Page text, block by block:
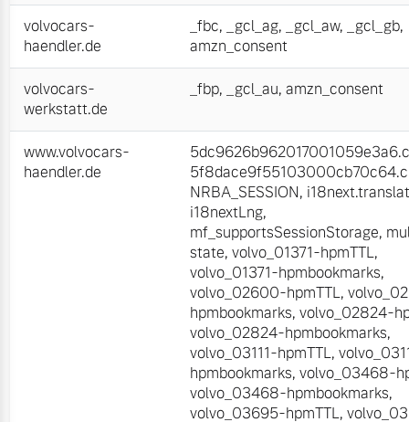
volvocars-
haendler.de
_fbc, _gcl_ag, _gcl_aw, _gcl_gb,
amzn_consent
volvocars-
werkstatt.de
_fbp, _gcl_au,amzn_consent
www.volvocars-
haendler.de
NRBA_SESSION,
i18nextLng,
mf_supportsSessionStorage,
state,volvo_01371-hpmTTL,
volvo_01371-hpmbookmarks,
volvo_02600-hpmTTL,
hpmbookmarks,volvo_02824-
volvo_02824-hpmbookmarks,
volvo_03111-hpmTTL,
hpmbookmarks,volvo_03468-
volvo_03468-hpmbookmarks,
volvo_03695-hpmTTL,